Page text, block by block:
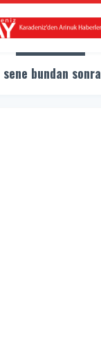
sene bundan